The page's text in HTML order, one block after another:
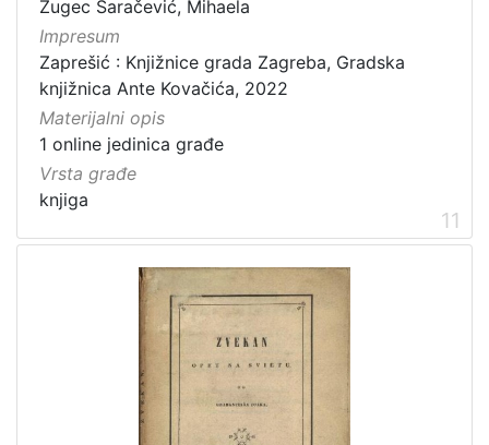
Žugec Saračević, Mihaela
Impresum
Zaprešić : Knjižnice grada Zagreba, Gradska
knjižnica Ante Kovačića, 2022
Materijalni opis
1 online jedinica građe
Vrsta građe
knjiga
11